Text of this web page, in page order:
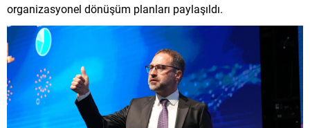
organizasyonel dönüşüm planları paylaşıldı.